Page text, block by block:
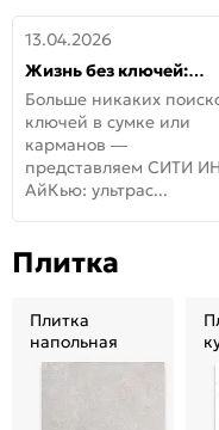
13.04.2026
Жизнь без ключей:
встречайте новую
СИТИ ИНТЕГРА АйКью!
Больше никаких
ключей в сумке или
карманов —
представляем СИТИ
АйКью: ультрас...
Плитка
Плитка
напольная